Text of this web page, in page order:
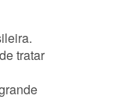
tratar